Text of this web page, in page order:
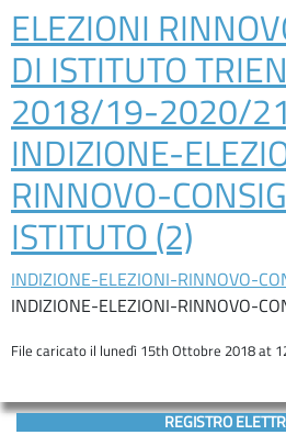
PRIMARIA
GIANNI
RODARI
Comunicazioni
MODULISTICA
COUNSELING/SPORTELLO
D’ASCOLTO
Servizi
Contatti
ELEZIONI
DI ISTITUTO
2018/19-2020/21
INDIZIONE-
RINNOVO-
ISTITUTO (2)
INDIZIONE-ELEZIONI-RINNOVO-
INDIZIONE-ELEZIONI-RINNOVO-
File caricato il lunedì 15th Ottobre 2018 at
REGISTRO